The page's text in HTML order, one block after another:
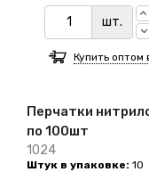
Перчатки
по 100шт
1024
Штук в упаковке: 10
шт.
Купить оптом